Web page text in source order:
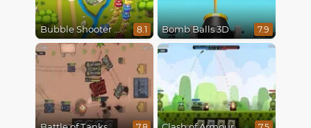
Bubble Shooter Online 8.1 Bomb Balls 3D 7.9